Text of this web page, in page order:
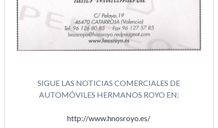
SIGUE LAS NOTICIAS COMERCIALES DE
AUTOMÓVILES HERMANOS ROYO EN:
http://www.hnosroyo.es/